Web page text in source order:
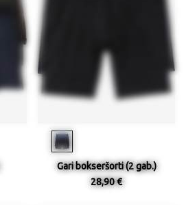
Gari bokseršorti (2 gab.)
28,90 €